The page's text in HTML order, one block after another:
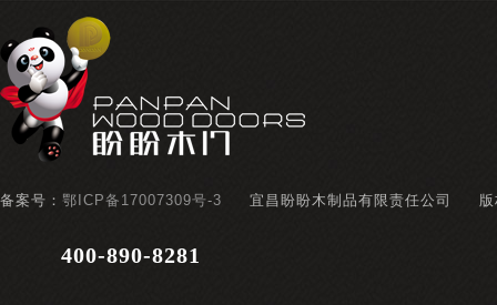
备案号： 鄂ICP备17007309号-3 宜昌盼盼木制品有限责任公司
400-890-8281